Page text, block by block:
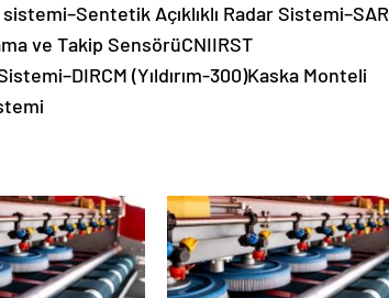
Açıklıklı Radar Sistemi–SAR
ve Takip SensörüCNIIRST
(Yıldırım-300)Kaska Monteli